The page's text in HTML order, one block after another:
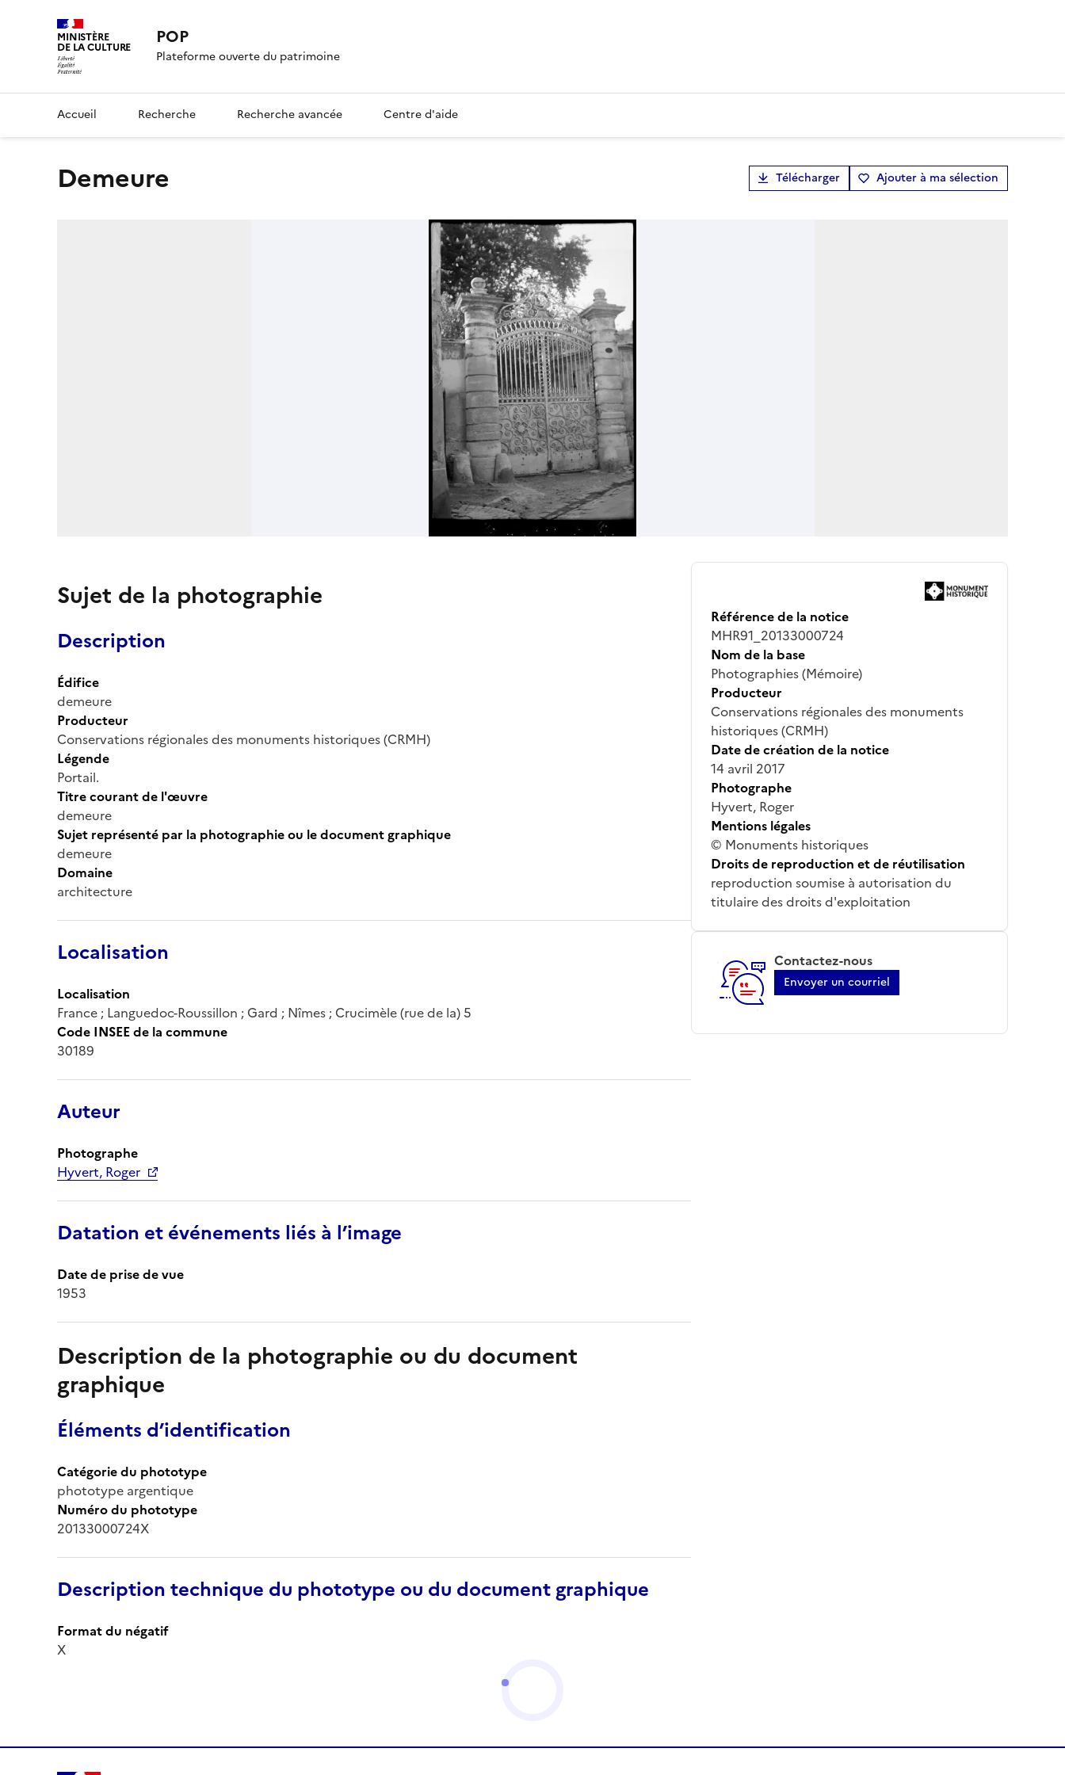
MINISTÈRE
DE LA CULTURE POP
Plateforme ouverte du patrimoine
Accueil Recherche Recherche avancée Centre d'aide
demeure Télécharger Ajouter à ma sélection
Sujet de la photographie
Description
Édifice
demeure
Producteur
Conservations régionales des monuments historiques (CRMH)
Légende
Portail.
Titre courant de l'œuvre
demeure
Sujet représenté par la photographie ou le document graphique
demeure
Domaine
architecture
Localisation
Localisation
France ; Languedoc-Roussillon ; Gard ; Nîmes ; Crucimèle (rue de la) 5
Code INSEE de la commune
30189
Auteur
Photographe
Hyvert, Roger
Datation et événements liés à l’image
Date de prise de vue
1953
Description de la photographie ou du document
graphique
Éléments d’identification
Catégorie du phototype
phototype argentique
Numéro du phototype
20133000724X
Description technique du phototype ou du document graphique
Format du négatif
X
Référence de la notice
MHR91_20133000724
Nom de la base
Photographies (Mémoire)
Producteur
Conservations régionales des monuments
historiques (CRMH)
Date de création de la notice
14 avril 2017
Photographe
Hyvert, Roger
Mentions légales
© Monuments historiques
Droits de reproduction et de réutilisation
reproduction soumise à autorisation du
titulaire des droits d'exploitation
Contactez-nous
Envoyer un courriel